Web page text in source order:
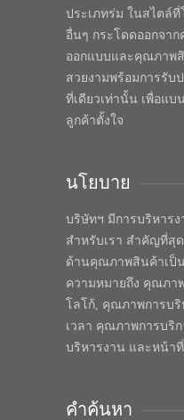
ประเภทร่ม ในสไตล์
อื่นๆ กระโดดออกจาก
ออกแบบและคุณภาพ
สวยงามพร้อมการรั
ที่เดียวเท่านั้น เพื่อแ
ลูกค้าตั้งใจ
นโยบาย
บริษัทฯ มีการบริหาร
สำหรับเรา สำคัญที่สุ
ด้านคุณภาพสินค้าเป็
ความหมายถึง คุณภา
โลโก้, คุณภาพการบริ
เวลา คุณภาพการบริ
บริหารงาน และหน้า
คำค้นหา